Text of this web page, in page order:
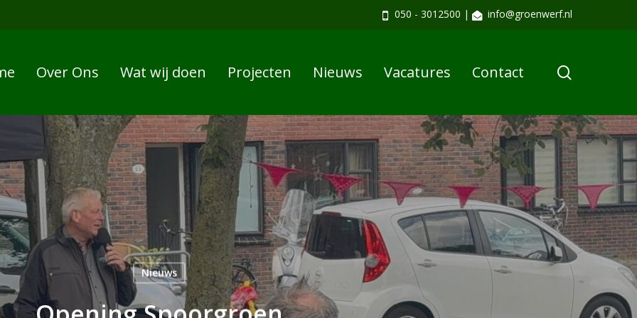
050 - 3012500 | info@groenwerf.nl
Over Ons Wat wij doen Projecten Nieuws Vacatures Contact
Nieuws